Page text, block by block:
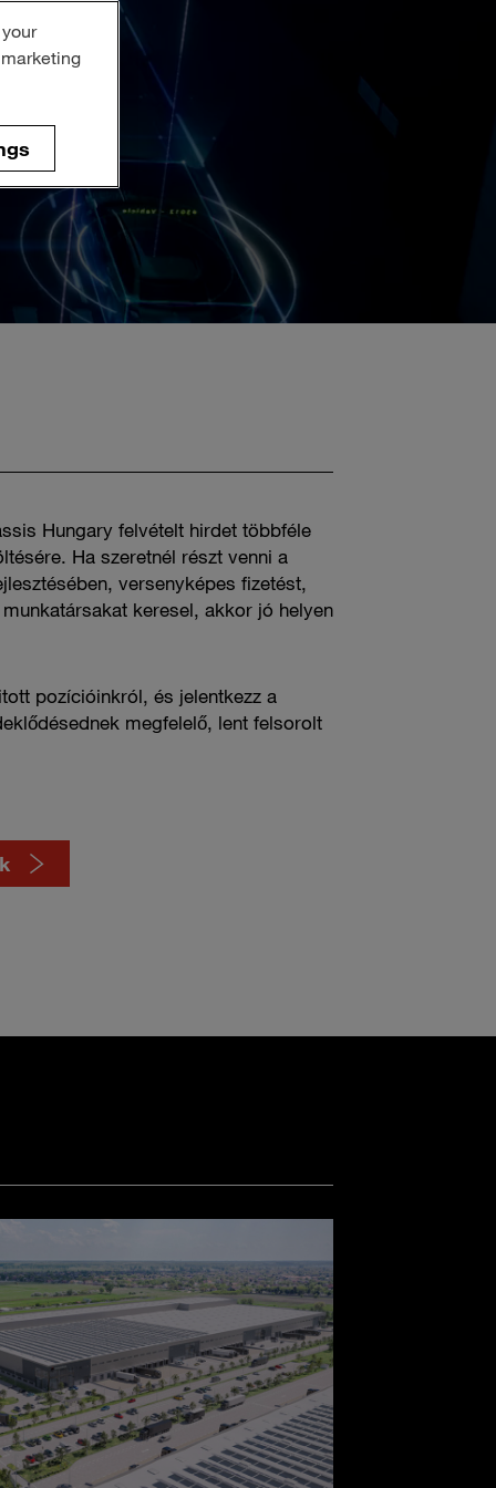
Hungary felvételt hirdet többféle
Ha szeretnél részt venni a
versenyképes fizetést,
keresel, akkor jó helyen
pozícióinkról, és jelentkezz a
megfelelő, lent felsorolt